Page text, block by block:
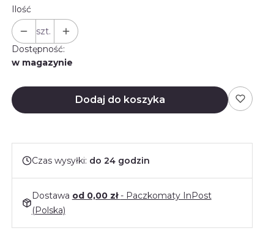
Ilość
szt.
Dostępność:
w magazynie
Dodaj do koszyka
Czas wysyłki: do 24 godzin
Dostawa od 0,00 zł- Paczkomaty InPost
(Polska)